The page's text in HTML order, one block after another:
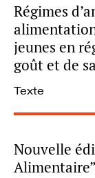
Régimes
jeunes en
goût et de
Texte
Nouvelle
Alimentaire”